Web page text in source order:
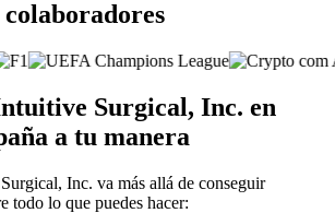
Surgical, Inc. en
a tu manera
Inc. va más allá de conseguir
todo lo que puedes hacer: